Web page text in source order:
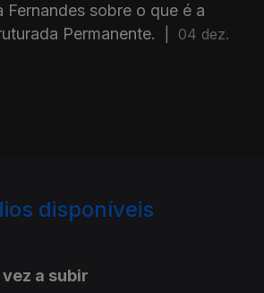
Fernandes sobre o que é a
Permanente.
04 dez.
disponíveis
a subir